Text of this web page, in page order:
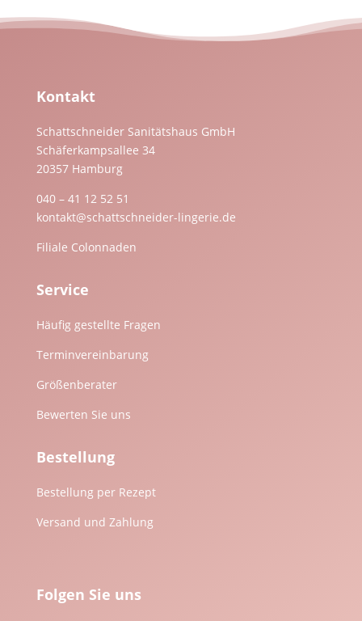
Kontakt
Schattschneider Sanitätshaus GmbH
Schäferkampsallee 34
20357 Hamburg
040 – 41 12 52 51
kontakt@schattschneider-lingerie.de
Filiale Colonnaden
Service
Häufig gestellte Fragen
Terminvereinbarung
Größenberater
Bewerten Sie uns
Bestellung
Bestellung per Rezept
Versand und Zahlung
Folgen Sie uns